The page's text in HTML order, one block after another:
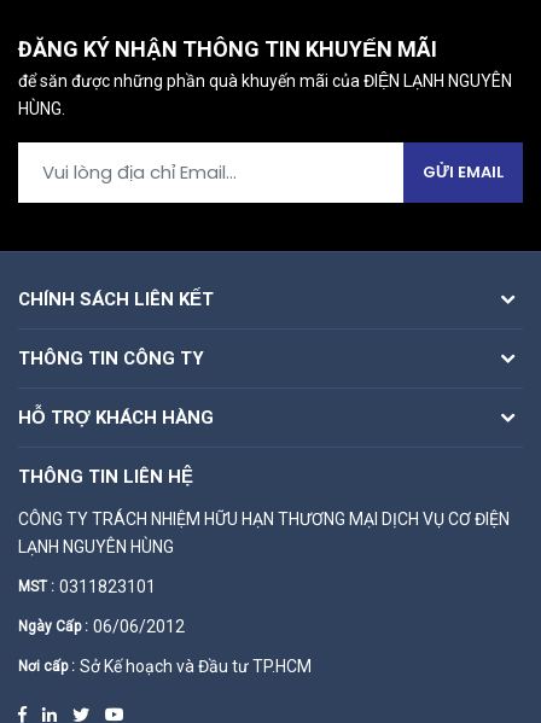
ĐĂNG KÝ NHẬN THÔNG TIN KHUYẾN MÃI
để săn được những phần quà khuyến mãi của ĐIỆN LẠNH NGUYÊN
HÙNG.
GỬI EMAIL
CHÍNH SÁCH LIÊN KẾT
THÔNG TIN CÔNG TY
HỖ TRỢ KHÁCH HÀNG
THÔNG TIN LIÊN HỆ
CÔNG TY TRÁCH NHIỆM HỮU HẠN THƯƠNG MẠI DỊCH VỤ CƠ ĐIỆN
LẠNH NGUYÊN HÙNG
MST : 0311823101
Ngày Cấp : 06/06/2012
Nơi cấp : Sở Kế hoạch và Đầu tư TP.HCM